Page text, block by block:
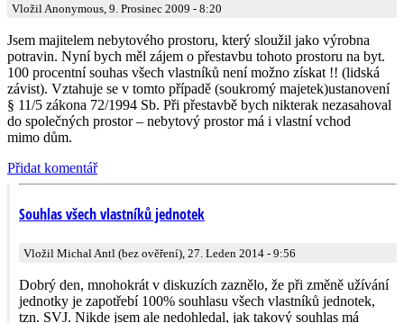
Vložil Anonymous, 9. Prosinec 2009 - 8:20
Jsem majitelem nebytového prostoru, který sloužil jako výrobna
potravin. Nyní bych měl zájem o přestavbu tohoto prostoru na byt.
100 procentní souhas všech vlastníků není možno získat !! (lidská
závist). Vztahuje se v tomto případě (soukromý majetek)ustanovení
§ 11/5 zákona 72/1994 Sb. Při přestavbě bych nikterak nezasahoval
do společných prostor – nebytový prostor má i vlastní vchod
mimo dům.
Přidat komentář
Souhlas všech vlastníků jednotek
Vložil Michal Antl (bez ověření), 27. Leden 2014 - 9:56
Dobrý den, mnohokrát v diskuzích zaznělo, že při změně užívání
jednotky je zapotřebí 100% souhlasu všech vlastníků jednotek,
tzn. SVJ. Nikde jsem ale nedohledal, jak takový souhlas má